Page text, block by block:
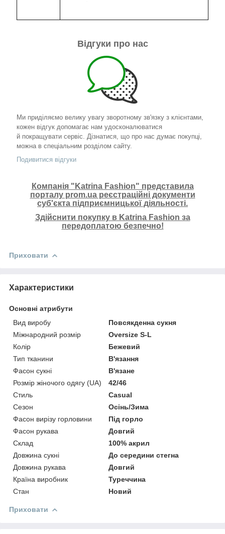
Відгуки про нас
Ми приділяємо велику увагу зворотному зв'язку з клієнтами,
кожен відгук допомагає нам удосконалюватися
й покращувати сервіс. Дізнатися, що про нас думає покупці,
можна в спеціальним розділом сайту.
Подивитися відгуки
Компанія "Katrina Fashion" представила
порталу prom.ua реєстраційні документи
суб'єкта підприємницької діяльності.
Здійснити покупку в Katrina Fashion за
передоплатою безпечно!
Приховати
Характеристики
Основні атрибути
Вид виробу
Повсякденна сукня
Міжнародний розмір
Oversize S-L
Колір
Бежевий
Тип тканини
В'язання
Фасон сукні
В'язане
Розмір жіночого одягу (UA)
42/46
Стиль
Casual
Сезон
Осінь/Зима
Фасон вирізу горловини
Під горло
Фасон рукава
Довгий
Склад
100% акрил
Довжина сукні
До середини стегна
Довжина рукава
Довгий
Країна виробник
Туреччина
Стан
Новий
Приховати